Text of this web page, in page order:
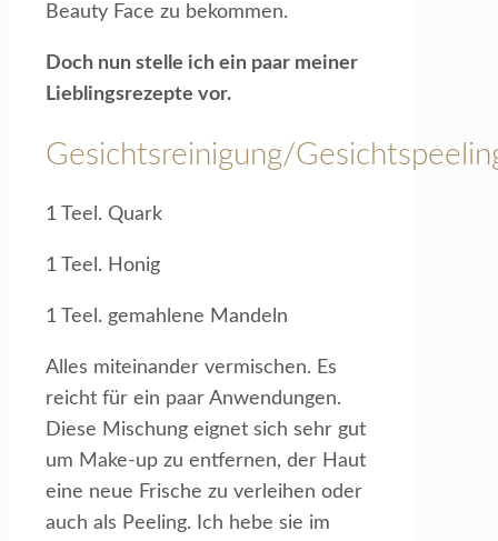
Beauty Face zu bekommen.
Doch nun stelle ich ein paar meiner
Lieblingsrezepte vor.
Gesichtsreinigung/
1 Teel. Quark
1 Teel. Honig
1 Teel. gemahlene Mandeln
Alles miteinander vermischen. Es
reicht für ein paar Anwendungen.
Diese Mischung eignet sich sehr gut
um Make-up zu entfernen, der Haut
eine neue Frische zu verleihen oder
auch als Peeling. Ich hebe sie im